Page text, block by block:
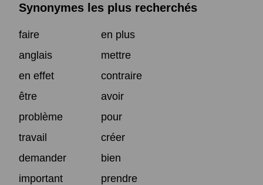
Synonymes les plus recherchés
faire
en plus
anglais
mettre
en effet
contraire
être
avoir
problème
pour
travail
créer
demander
bien
important
prendre